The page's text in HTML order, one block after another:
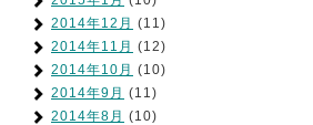
2014年12月 (11)
2014年11月 (12)
2014年10月 (10)
2014年9月 (11)
2014年8月 (10)